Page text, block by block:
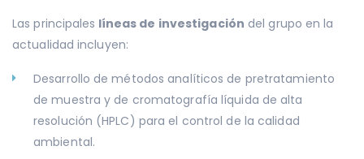
Las principales líneas de investigación del grupo en la
actualidad incluyen:
Desarrollo de métodos analíticos de pretratamiento
de muestra y de cromatografía líquida de alta
resolución (HPLC) para el control de la calidad
ambiental.